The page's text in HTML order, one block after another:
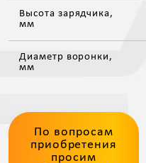
Высота зарядчика,
мм
Диаметр воронки,
мм
По вопросам
приобретения
просим